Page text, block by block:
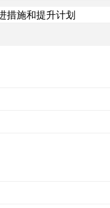
措施和提升计划